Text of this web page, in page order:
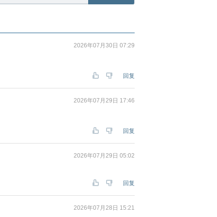
2026年07月30日 07:29
回复
2026年07月29日 17:46
回复
2026年07月29日 05:02
回复
2026年07月28日 15:21